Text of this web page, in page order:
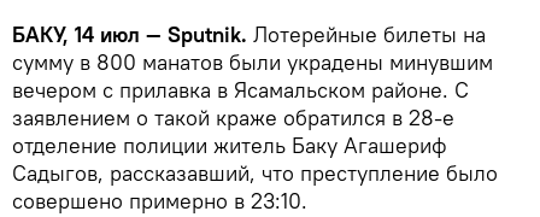
БАКУ, 14 июл — Sputnik. Лотерейные билеты на
сумму в 800 манатов были украдены минувшим
вечером с прилавка в Ясамальском районе. С
заявлением о такой краже обратился в 28-е
отделение полиции житель Баку Агашериф
Садыгов, рассказавший, что преступление было
совершено примерно в 23:10.